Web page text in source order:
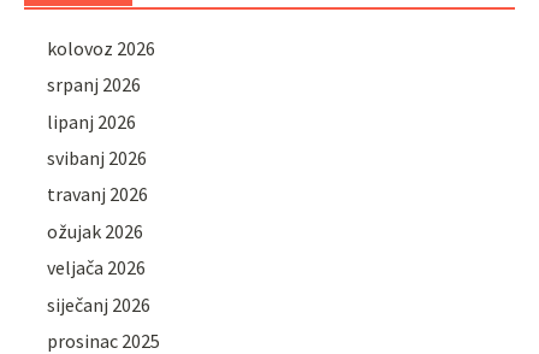
kolovoz 2026
srpanj 2026
lipanj 2026
svibanj 2026
travanj 2026
ožujak 2026
veljača 2026
siječanj 2026
prosinac 2025